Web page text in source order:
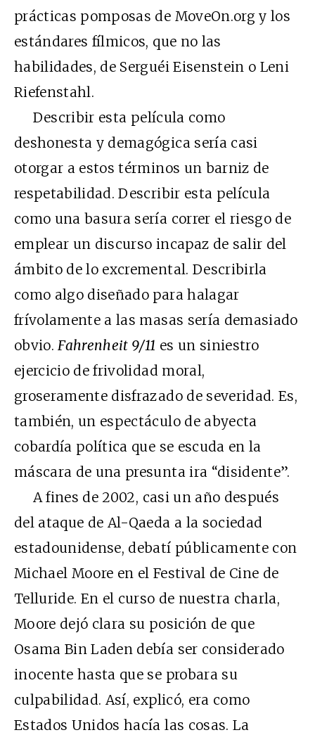
prácticas pomposas de MoveOn.org y los
estándares fílmicos, que no las
habilidades, de Serguéi Eisenstein o Leni
Riefenstahl.
Describir esta película como
deshonesta y demagógica sería casi
otorgar a estos términos un barniz de
respetabilidad. Describir esta película
como una basura sería correr el riesgo de
emplear un discurso incapaz de salir del
ámbito de lo excremental. Describirla
como algo diseñado para halagar
frívolamente a las masas sería demasiado
obvio.Fahrenheit 9/11 es un siniestro
ejercicio de frivolidad moral,
groseramente disfrazado de severidad. Es,
también, un espectáculo de abyecta
cobardía política que se escuda en la
máscara de una presunta ira “disidente”.
A fines de 2002, casi un año después
del ataque de Al-Qaeda a la sociedad
estadounidense, debatí públicamente con
Michael Moore en el Festival de Cine de
Telluride. En el curso de nuestra charla,
Moore dejó clara su posición de que
Osama Bin Laden debía ser considerado
inocente hasta que se probara su
culpabilidad. Así, explicó, era como
Estados Unidos hacía las cosas. La